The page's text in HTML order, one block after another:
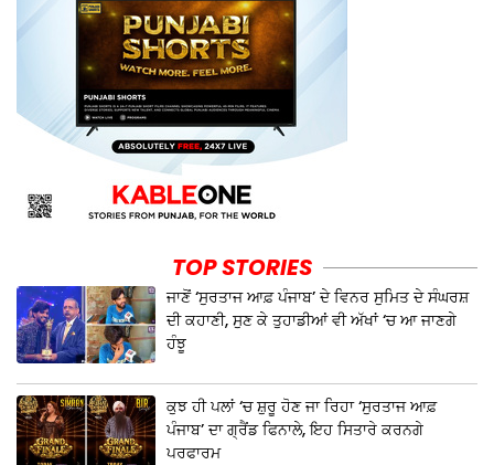
TOP STORIES
ਜਾਣੋਂ ‘ਸੁਰਤਾਜ ਆਫ਼ ਪੰਜਾਬ’ ਦੇ ਵਿਨਰ ਸੁਮਿਤ ਦੇ ਸੰਘਰਸ਼
ਦੀ ਕਹਾਣੀ, ਸੁਣ ਕੇ ਤੁਹਾਡੀਆਂ ਵੀ ਅੱਖਾਂ ‘ਚ ਆ ਜਾਣਗੇ
ਹੰਝੂ
ਕੁਝ ਹੀ ਪਲਾਂ ‘ਚ ਸ਼ੁਰੂ ਹੋਣ ਜਾ ਰਿਹਾ ‘ਸੁਰਤਾਜ ਆਫ਼
ਪੰਜਾਬ’ ਦਾ ਗ੍ਰੈਂਡ ਫਿਨਾਲੇ, ਇਹ ਸਿਤਾਰੇ ਕਰਨਗੇ
ਪਰਫਾਰਮ